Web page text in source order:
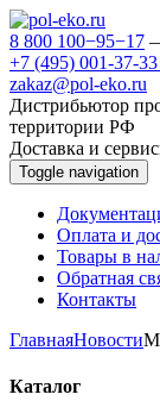
8 800 100−95−17
+7 (495) 001-37-33
zakaz@pol-eko.ru
Дистрибьютор
территории РФ
Доставка и
Toggle navigation
Оплата и
Товары в
Обратная
Контакты
ГлавнаяНовости
Каталог